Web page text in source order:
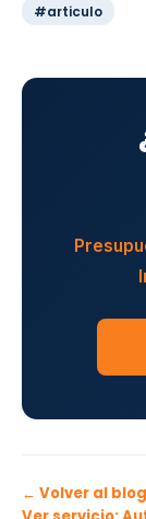
#articulo
← Volver al blog